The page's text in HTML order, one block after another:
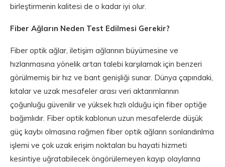
birleştirmenin kalitesi de o kadar iyi olur.
Fiber Ağların Neden Test Edilmesi Gerekir?
Fiber optik ağlar, iletişim ağlarının büyümesine ve
hızlanmasına yönelik artan talebi karşılamak için benzeri
görülmemiş bir hız ve bant genişliği sunar. Dünya çapındaki,
kıtalar ve uzak mesafeler arası veri aktarımlarının
çoğunluğu güvenilir ve yüksek hızlı olduğu için fiber optiğe
bağımlıdır. Fiber optik kablonun uzun mesafelerde düşük
güç kaybı olmasına rağmen fiber optik ağların sonlandırılma
işlemi ve çok uzak erişim noktaları bu hayati hizmeti
kesintiye uğratabilecek öngörülemeyen kayıp olaylarına